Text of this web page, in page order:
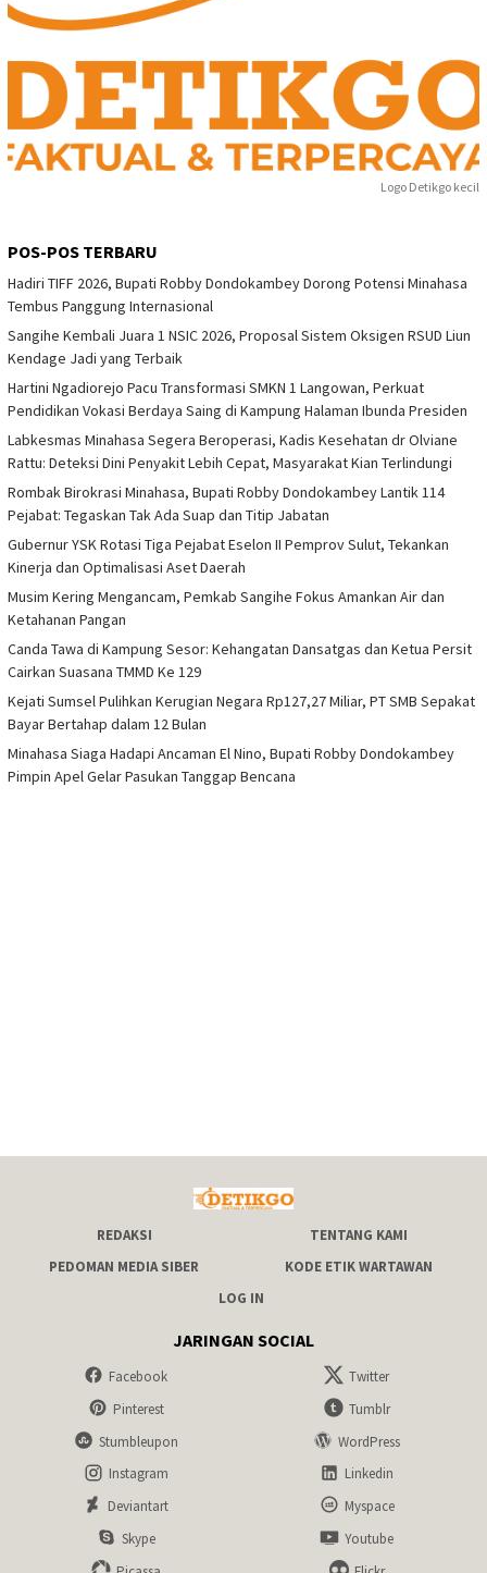
Logo Detikgo kecil
POS-POS TERBARU
Hadiri TIFF 2026, Bupati Robby Dondokambey Dorong Potensi Minahasa
Tembus Panggung Internasional
Sangihe Kembali Juara 1 NSIC 2026, Proposal Sistem Oksigen RSUD Liun
Kendage Jadi yang Terbaik
Hartini Ngadiorejo Pacu Transformasi SMKN 1 Langowan, Perkuat
Pendidikan Vokasi Berdaya Saing di Kampung Halaman Ibunda Presiden
Labkesmas Minahasa Segera Beroperasi, Kadis Kesehatan dr Olviane
Rattu: Deteksi Dini Penyakit Lebih Cepat, Masyarakat Kian Terlindungi
Rombak Birokrasi Minahasa, Bupati Robby Dondokambey Lantik 114
Pejabat: Tegaskan Tak Ada Suap dan Titip Jabatan
Gubernur YSK Rotasi Tiga Pejabat Eselon II Pemprov Sulut, Tekankan
Kinerja dan Optimalisasi Aset Daerah
Musim Kering Mengancam, Pemkab Sangihe Fokus Amankan Air dan
Ketahanan Pangan
Canda Tawa di Kampung Sesor: Kehangatan Dansatgas dan Ketua Persit
Cairkan Suasana TMMD Ke 129
Kejati Sumsel Pulihkan Kerugian Negara Rp127,27 Miliar, PT SMB Sepakat
Bayar Bertahap dalam 12 Bulan
Minahasa Siaga Hadapi Ancaman El Nino, Bupati Robby Dondokambey
Pimpin Apel Gelar Pasukan Tanggap Bencana
REDAKSI
TENTANG KAMI
PEDOMAN MEDIA SIBER
KODE ETIK WARTAWAN
LOG IN
JARINGAN SOCIAL
Facebook
Twitter
Pinterest
Tumblr
Stumbleupon
WordPress
Instagram
Linkedin
Deviantart
Myspace
Skype
Youtube